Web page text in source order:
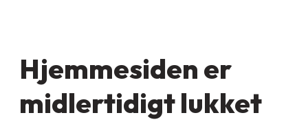
Hjemmesiden er
midlertidigt lukket